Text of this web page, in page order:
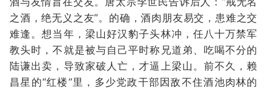
之酒，绝无义之友”。的确，酒肉朋友易交，患难之交
难逢。想当年，梁山好汉豹子头林冲，任八十万禁军
教头时，不就是被与自己平时称兄道弟、吃喝不分的
陆谦出卖，导致家破人亡，才逼上梁山。前不久，赖
昌星的“红楼”里，多少党政干部因敌不住酒池肉林的